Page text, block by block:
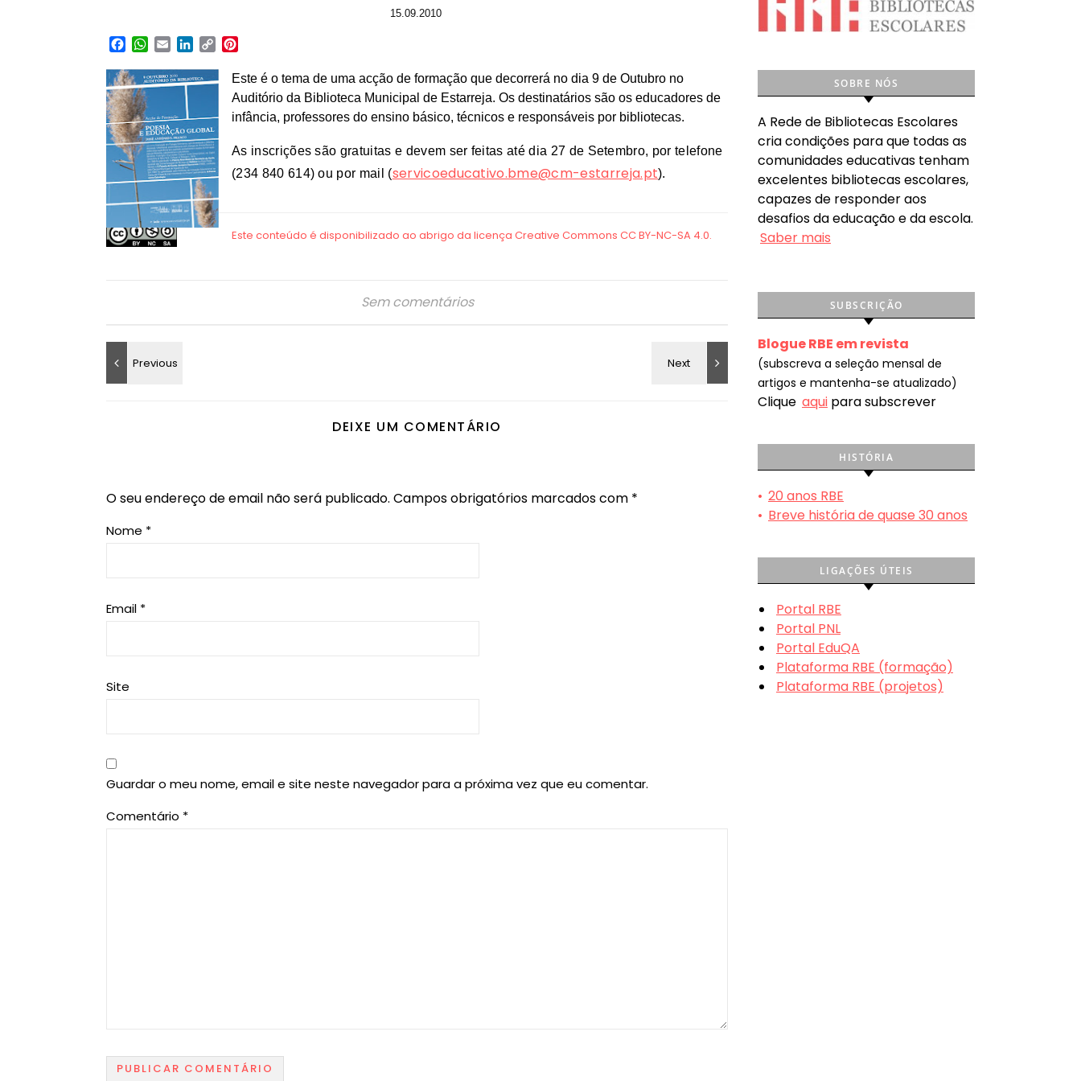
15.09.2010
Facebook
WhatsApp
EmailLinkedIn
Copy
Este é o tema de uma acção de formação que decorrerá no dia 9 de Outubro no
Auditório da Biblioteca Municipal de Estarreja. Os destinatários são os educadores de
infância, professores do ensino básico, técnicos e responsáveis por bibliotecas.
As inscrições são gratuitas e devem ser feitas até dia 27 de Setembro, por telefone
(234 840 614) ou por mail (servicoeducativo.bme@cm-estarreja.pt).
Sem comentários
DEIXE UM COMENTÁRIO
O seu endereço de email não será publicado. Campos obrigatórios marcados com *
Nome *
Email *
Site
Guardar o meu nome, email e site neste navegador para a próxima vez que eu comentar.
Comentário *
SOBRE NÓS
A Rede de Bibliotecas Escolares
cria condições para que todas as
comunidades educativas tenham
excelentes bibliotecas escolares,
capazes de responder aos
desafios da educação e da escola.
Saber mais
SUBSCRIÇÃO
Blogue RBE em revista
(subscreva a seleção mensal de
artigos e mantenha-se atualizado)
Clique aqui para subscrever
HISTÓRIA
• 20 anos RBE
• Breve história de quase 30 anos
LIGAÇÕES ÚTEIS
Portal RBE
Portal PNL
Portal EduQA
Plataforma RBE (formação)
Plataforma RBE (projetos)